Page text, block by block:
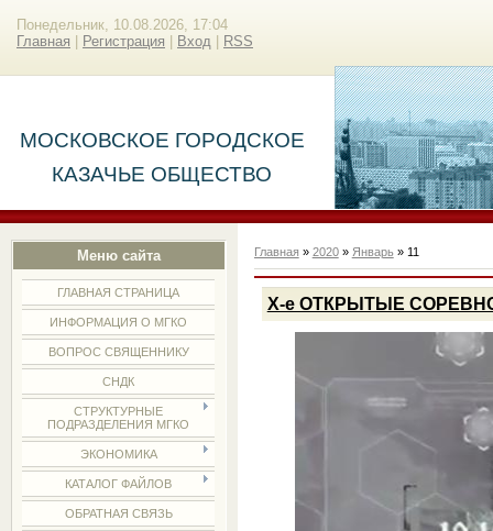
Понедельник, 10.08.2026, 17:04
Главная
Регистрация Вход RSS
МОСКОВСКОЕ ГОРОДСКОЕ
КАЗАЧЬЕ ОБЩЕСТВО
Меню сайта
ГЛАВНАЯ СТРАНИЦА
ИНФОРМАЦИЯ О МГКО
ВОПРОС СВЯЩЕННИКУ
СНДК
СТРУКТУРНЫЕ
ПОДРАЗДЕЛЕНИЯ МГКО
ЭКОНОМИКА
КАТАЛОГ ФАЙЛОВ
ОБРАТНАЯ СВЯЗЬ
Главная » 2020 » Январь » 11
Х-е ОТКРЫТЫЕ